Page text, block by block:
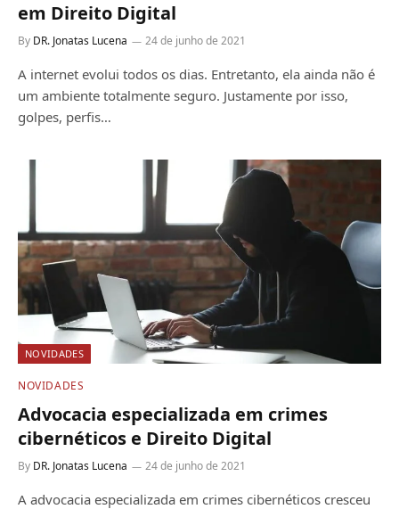
em Direito Digital
By DR. Jonatas Lucena 24 de junho de 2021
A internet evolui todos os dias. Entretanto, ela ainda não é
um ambiente totalmente seguro. Justamente por isso,
golpes, perfis…
NOVIDADES
NOVIDADES
Advocacia especializada em crimes
cibernéticos e Direito Digital
By DR. Jonatas Lucena 24 de junho de 2021
A advocacia especializada em crimes cibernéticos cresceu